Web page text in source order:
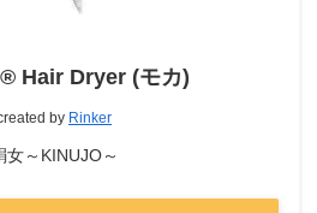
Hair Dryer (モカ)
by Rinker
女～KINUJO～